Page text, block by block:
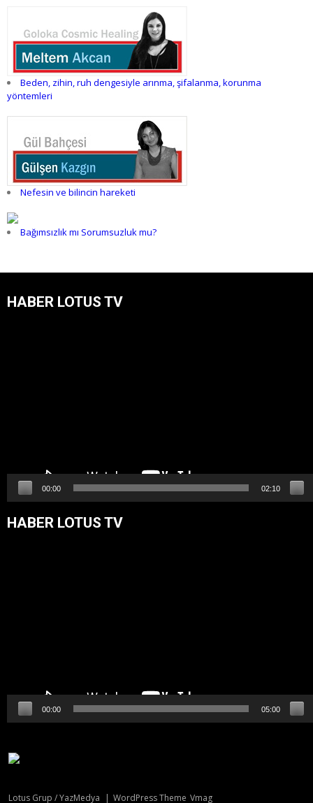
Beden, zihin, ruh dengesiyle arınma, şifalanma, korunma
yöntemleri
Nefesin ve bilincin hareketi
Bağımsızlık mı Sorumsuzluk mu?
HABER LOTUS TV
00:00 02:10
HABER LOTUS TV
00:00 05:00
Lotus Grup / YazMedya | WordPress Theme Vmag